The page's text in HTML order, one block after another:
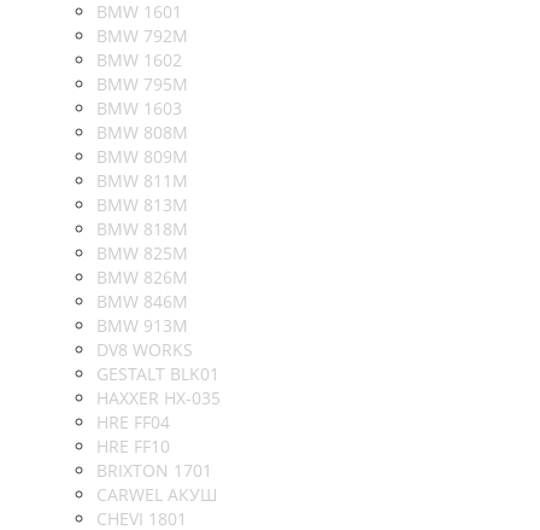
BMW 1601
BMW 792M
BMW 1602
BMW 795M
BMW 1603
BMW 808M
BMW 809M
BMW 811M
BMW 813M
BMW 818M
BMW 825M
BMW 826M
BMW 846M
BMW 913M
DV8 WORKS
GESTALT BLK01
HAXXER HX-035
HRE FF04
HRE FF10
BRIXTON 1701
CARWEL АКУШ
CHEVI 1801